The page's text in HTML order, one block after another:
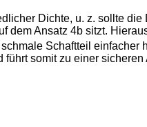
Dichte, u. z. sollte
Ansatz 4b sitzt.
Schaftteil einfacher
somit zu einer sicheren